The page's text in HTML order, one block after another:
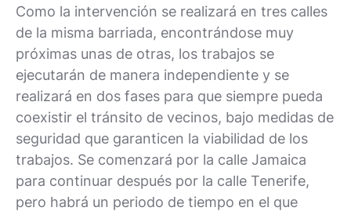
Como la intervención se realizará en tres calles
de la misma barriada, encontrándose muy
próximas unas de otras, los trabajos se
ejecutarán de manera independiente y se
realizará en dos fases para que siempre pueda
coexistir el tránsito de vecinos, bajo medidas de
seguridad que garanticen la viabilidad de los
trabajos. Se comenzará por la calle Jamaica
para continuar después por la calle Tenerife,
pero habrá un periodo de tiempo en el que